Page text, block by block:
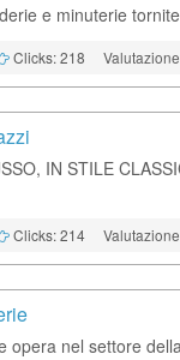
e minuterie
Clicks: 218
IN STILE
Clicks: 214
opera nel settore